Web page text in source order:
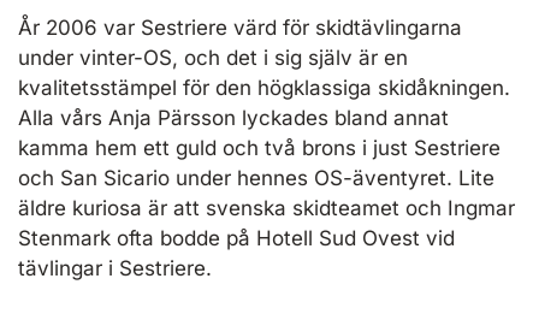
År 2006 var Sestriere värd för skidtävlingarna
under vinter-OS, och det i sig själv är en
kvalitetsstämpel för den högklassiga skidåkningen.
Alla vårs Anja Pärsson lyckades bland annat
kamma hem ett guld och två brons i just Sestriere
och San Sicario under hennes OS-äventyret. Lite
äldre kuriosa är att svenska skidteamet och Ingmar
Stenmark ofta bodde på Hotell Sud Ovest vid
tävlingar i Sestriere.